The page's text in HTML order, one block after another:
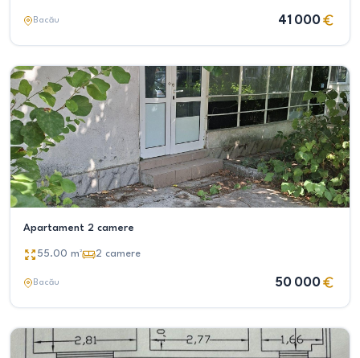
Bacău 41 000
Apartament 2 camere
55.00 m² 2 camere
Bacău 50 000